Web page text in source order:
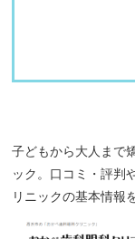
子どもから大人まで
ック。口コミ・評判
リニックの基本情報